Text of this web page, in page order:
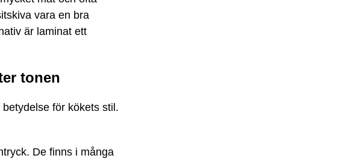
vara en bra
är laminat ett
tonen
för kökets stil.
De finns i många